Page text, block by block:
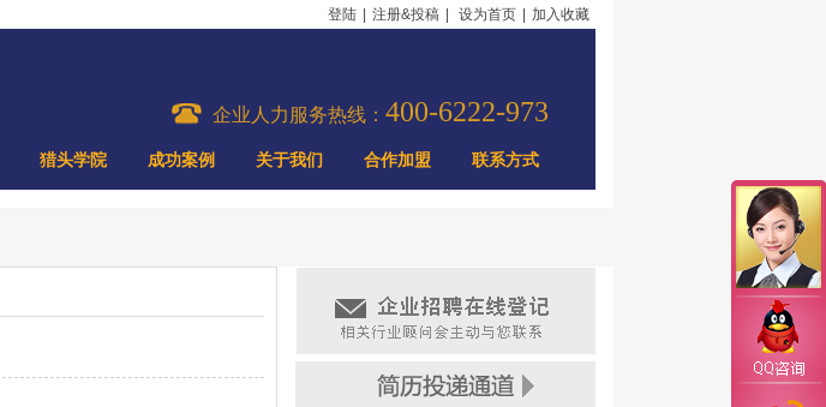
登陆 注册&投稿 设为首页 加入收藏
企业人力服务热线： 400-6222-973
猎头学院 成功案例 关于我们 合作加盟 联系方式